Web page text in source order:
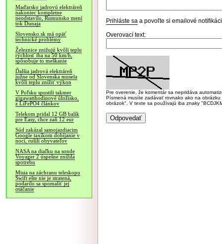
Maďarsko jadrovú elektráreň
nakoniec kompletne
neodstavilo, Rumunsko mení
tok Dunaja
Slovensko.sk má opäť
technické problémy
Železnice znižujú kvôli teplu
rýchlosť iba na 50 km/h,
spôsobuje to meškanie
Ďalšia jadrová elektráreň
južne od Slovenska musela
kvôli teplu znížiť výkon
V Poľsku spustili takmer
gigawatthodinové úložisko,
z LiFePO4 článkov
Telekom pridal 12 GB balík
pre Easy, chce zaň 12 eur
Súd zakázal samojazdiacim
Google taxíkom dobíjanie v
noci, rušili obyvateľov
NASA na diaľku na sonde
Voyager 2 úspešne znížila
spotrebu
Misia na záchranu teleskopu
Swift ešte nie je stratená,
podarilo sa spomaliť jej
otáčanie
Prihláste sa a povoľte si emailové
Overovací text:
Pre overenie, že komentár sa nepridáva
Písmená musíte zadávať rovnako ako na
obrázok". V texte sa používajú iba znaky